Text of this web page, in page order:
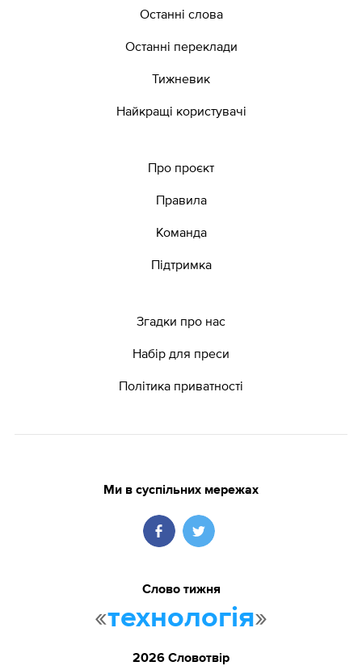
Останні слова
Останні переклади
Тижневик
Найкращі користувачі
Про проєкт
Правила
Команда
Підтримка
Згадки про нас
Набір для преси
Політика приватності
Ми в суспільних мережах
Слово тижня
«технологія»
2026 Словотвір